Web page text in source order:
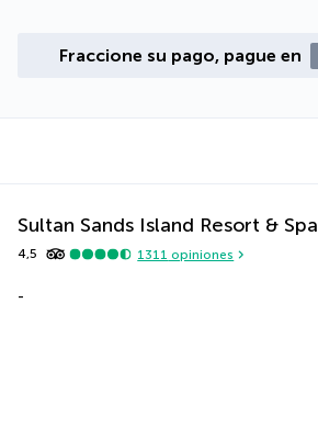
Fraccione su pago, pague en
Sultan Sands Island Resort & Spa
4,5 1311 opiniones
-